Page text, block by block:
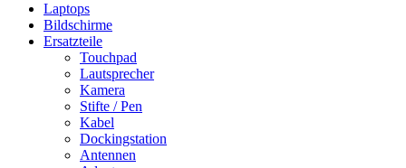
Laptops
Bildschirme
Ersatzteile
Touchpad
Lautsprecher
Kamera
Stifte / Pen
Kabel
Dockingstation
Antennen